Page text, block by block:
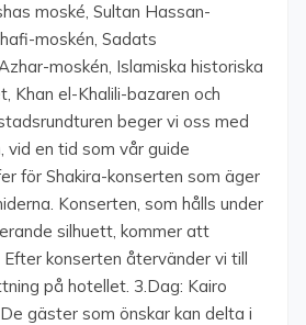
moské, Sultan Hassan-
moskén, Sadats
moskén, Islamiska historiska
Khan el-Khalili-bazaren och
beger vi oss med
vid en tid som vår guide
för Shakira-konserten som äger
Konserten, som hålls under
silhuett, kommer att
konserten återvänder vi till
på hotellet. 3.Dag: Kairo
gäster som önskar kan delta i